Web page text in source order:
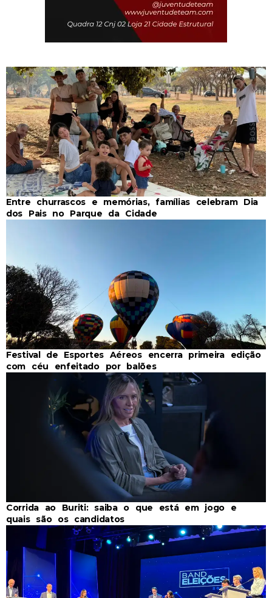
Entre churrascos e memórias, famílias celebram Dia
dos Pais no Parque da Cidade
Festival de Esportes Aéreos encerra primeira edição
com céu enfeitado por balões
Corrida ao Buriti: saiba o que está em jogo e
quais são os candidatos